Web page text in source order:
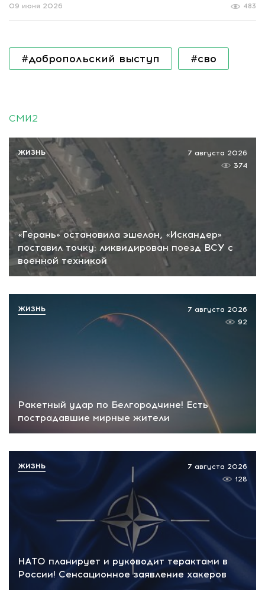
483
09 июня 2026
#добропольский выступ #сво
СМИ2
«Герань» остановила эшелон, «Искандер»
поставил точку: ликвидирован поезд ВСУ с
военной техникой
7 августа 2026
374
ЖИЗНЬ
Ракетный удар по Белгородчине! Есть
пострадавшие мирные жители
7 августа 2026
92
ЖИЗНЬ
НАТО планирует и руководит терактами в
России! Сенсационное заявление хакеров
7 августа 2026
128
ЖИЗНЬ